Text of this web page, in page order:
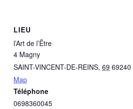
LIEU
l’Art de l’Être
4 Magny
SAINT-VINCENT-DE-REINS, 69 69240
Map
Téléphone
0698360045